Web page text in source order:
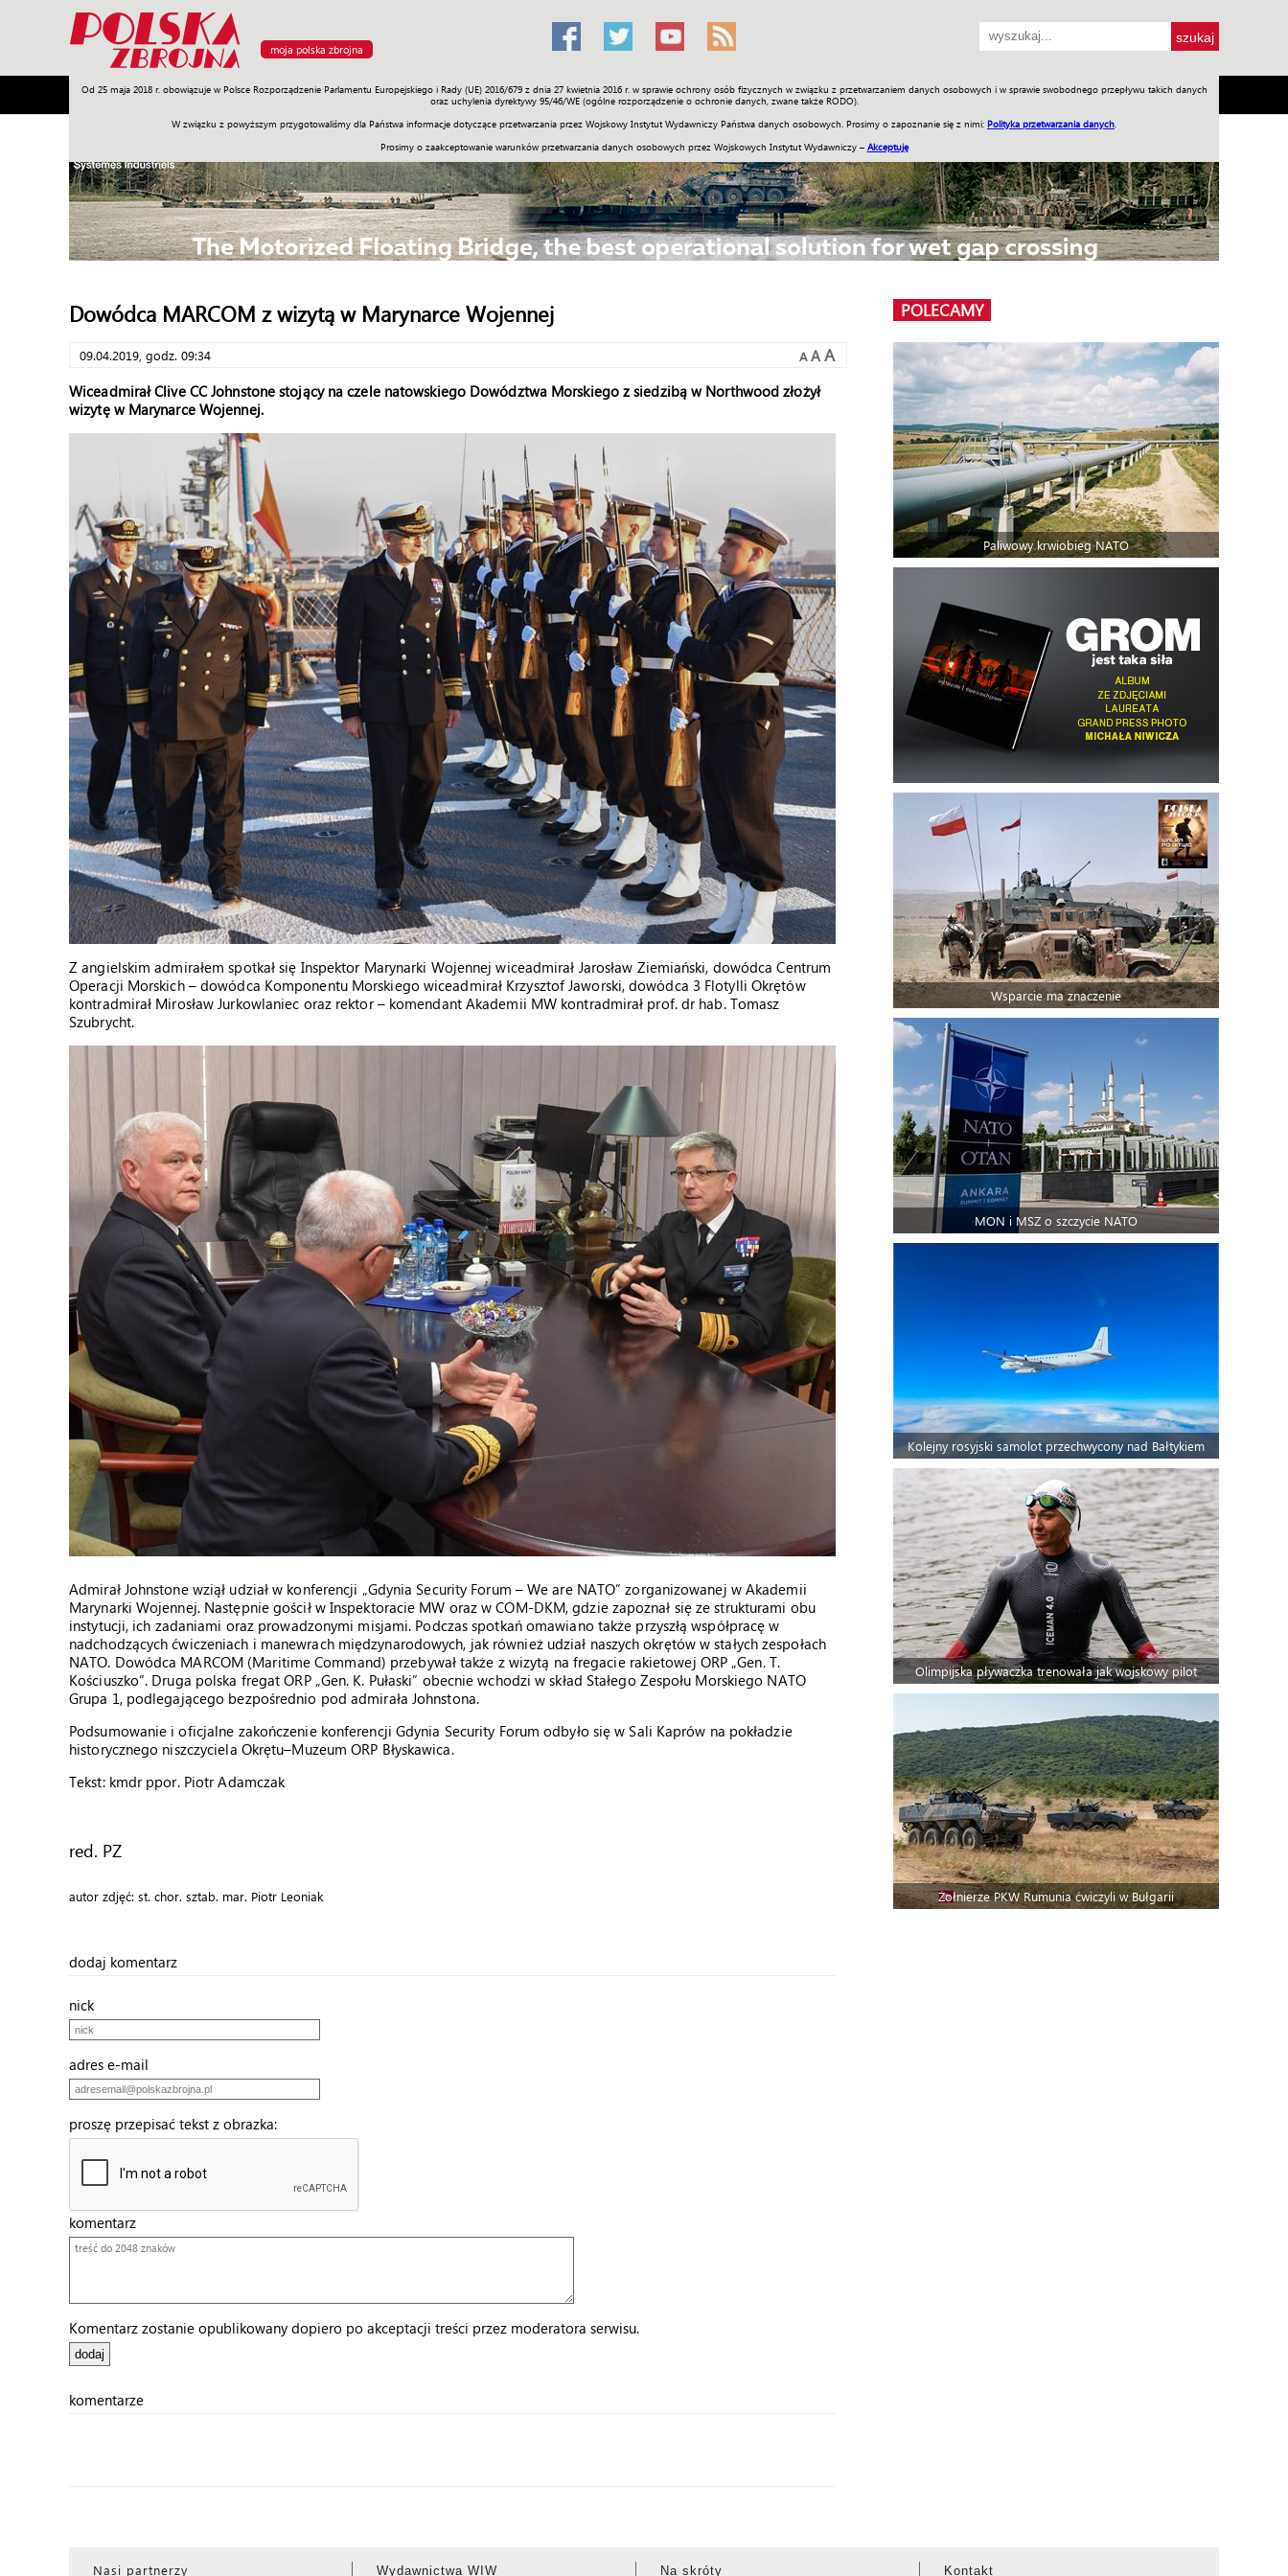
moja polska zbrojna
Od 25 maja 2018 r. obowiązuje w Polsce Rozporządzenie Parlamentu Europejskiego i Rady (UE) 2016/679 z dnia 27 kwietnia 2016 r. w sprawie ochrony osób fizycznych w związku z przetwarzaniem danych osobowych i w sprawie swobodnego przepływu takich danych
oraz uchylenia dyrektywy 95/46/WE (ogólne rozporządzenie o ochronie danych, zwane także RODO).
W związku z powyższym przygotowaliśmy dla Państwa informacje dotyczące przetwarzania przez Wojskowy Instytut Wydawniczy Państwa danych osobowych. Prosimy o zapoznanie się z nimi: Polityka przetwarzania danych
Prosimy o zaakceptowanie warunków przetwarzania danych osobowych przez Wojskowych Instytut Wydawniczy – Akceptuję
Armia Poligon Sprzęt Misje Polityka Prawo Świat Społeczność Sport Historia Galerie Wideo ENGLISH SKLEP Jednodniówki Praca w WIW
Dowódca MARCOM z wizytą w Marynarce Wojennej
09.04.2019, godz. 09:34 A A A
Wiceadmirał Clive CC Johnstone stojący na czele natowskiego Dowództwa Morskiego z siedzibą w Northwood złożył
wizytę w Marynarce Wojennej.
Z angielskim admirałem spotkał się Inspektor Marynarki Wojennej wiceadmirał Jarosław Ziemiański, dowódca Centrum
Operacji Morskich – dowódca Komponentu Morskiego wiceadmirał Krzysztof Jaworski, dowódca 3 Flotylli Okrętów
kontradmirał Mirosław Jurkowlaniec oraz rektor – komendant Akademii MW kontradmirał prof. dr hab. Tomasz
Szubrycht.
Admirał Johnstone wziął udział w konferencji „Gdynia Security Forum – We are NATO” zorganizowanej w Akademii
Marynarki Wojennej. Następnie gościł w Inspektoracie MW oraz w COM-DKM, gdzie zapoznał się ze strukturami obu
instytucji, ich zadaniami oraz prowadzonymi misjami. Podczas spotkań omawiano także przyszłą współpracę w
nadchodzących ćwiczeniach i manewrach międzynarodowych, jak również udział naszych okrętów w stałych zespołach
NATO. Dowódca MARCOM (Maritime Command) przebywał także z wizytą na fregacie rakietowej ORP „Gen. T.
Kościuszko”. Druga polska fregat ORP „Gen. K. Pułaski” obecnie wchodzi w skład Stałego Zespołu Morskiego NATO
Grupa 1, podlegającego bezpośrednio pod admirała Johnstona.
Podsumowanie i oficjalne zakończenie konferencji Gdynia Security Forum odbyło się w Sali Kaprów na pokładzie
historycznego niszczyciela Okrętu–Muzeum ORP Błyskawica.
Tekst: kmdr ppor. Piotr Adamczak
red. PZ
autor zdjęć: st. chor. sztab. mar. Piotr Leoniak
dodaj komentarz
nick
adres e-mail
proszę przepisać tekst z obrazka:
komentarz
Komentarz zostanie opublikowany dopiero po akceptacji treści przez moderatora serwisu.
komentarze
POLECAMY
Paliwowy krwiobieg NATO
Wsparcie ma znaczenie
MON i MSZ o szczycie NATO
Kolejny rosyjski samolot przechwycony nad Bałtykiem
Olimpijska pływaczka trenowała jak wojskowy pilot
Żołnierze PKW Rumunia ćwiczyli w Bułgarii
Nasi partnerzy Wydawnictwa WIW Na skróty Kontakt